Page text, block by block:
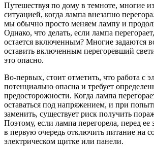
Путешествуя по дому в темноте, многие
ситуацией, когда лампа внезапно
мы обычно просто меняем лампу и
Однако, что делать, если лампа
остается включенным? Многие задаются
оставить включенным перегоревший
это опасно.
Во-первых, стоит отметить, что работа с
потенциально опасна и требует
предосторожности. Когда лампа
оставаться под напряжением, и при
заменить, существует риск получить
Поэтому, если лампа перегорела, перед
в первую очередь отключить питание на
электрическом щитке или панели.